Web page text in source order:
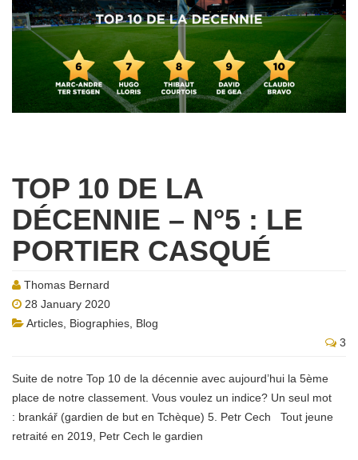
TOP 10 DE LA
DÉCENNIE – N°5 : LE
PORTIER CASQUÉ
Thomas Bernard
28 January 2020
Articles Biographies Blog
3
Suite de notre Top 10 de la décennie avec aujourd’hui la 5ème
place de notre classement. Vous voulez un indice? Un seul mot
: brankář (gardien de but en Tchèque) 5. Petr Cech Tout jeune
retraité en 2019, Petr Cech le gardien